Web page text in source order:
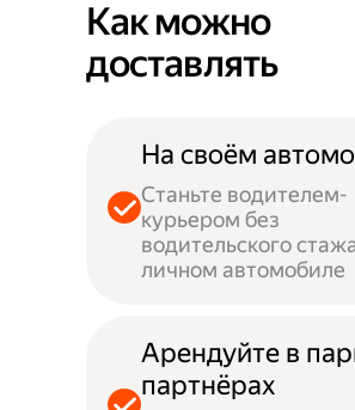
Как можно
доставлять
На своём
Станьте водителем-
курьером без
водительского
личном автомобиле
Арендуйте в
партнёрах